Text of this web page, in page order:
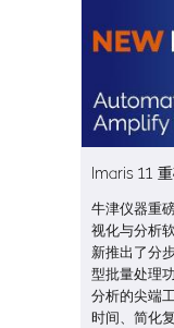
Imaris 11
牛津仪器重
视化与分析
新推出了分
型批量处理
分析的尖端
时间、简化